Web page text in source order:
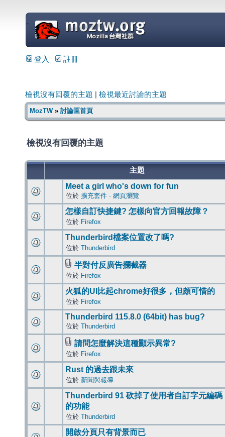
=
登入 註冊
檢視沒有回覆的主題 檢視最近討論的主題
MozTW» 討論區首頁
檢視沒有回覆的主題
主題
Meet a girl who's down for fun
位於 擴充套件 - 網頁瀏覽
怎樣自訂快捷鍵? 怎樣向官方回報故障？
位於 Firefox
Thunderbird檔案位置改了嗎?
位於 Thunderbird
半對付反廣告攔截器
位於 Firefox
火狐的UI比起chrome好很多，但頗可惜的
位於 Firefox
Thunderbird 115.8.0 (64bit) has bug?
位於 Thunderbird
請問怎麼解決這種顯示異常?
位於 Firefox
Rust 的過去跟未來
位於 新聞與報導
Thunderbird 91 砍掉了使用者自訂字元編碼
的功能
位於 Thunderbird
開啟分頁只有背景而已